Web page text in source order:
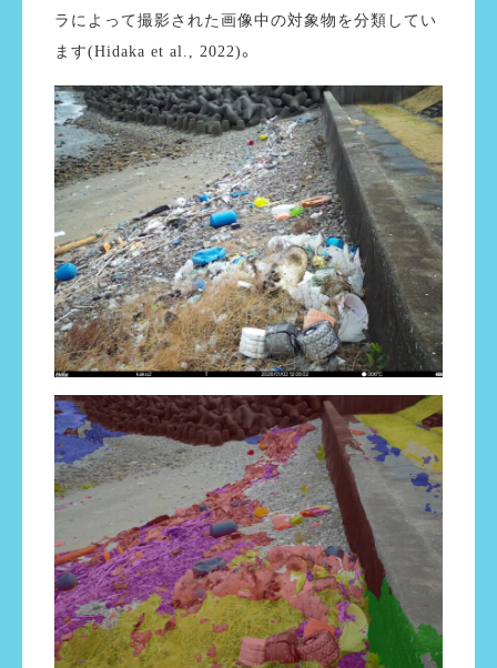
ラによって撮影された画像中の対象物を分類してい
ます(Hidaka et al., 2022)。